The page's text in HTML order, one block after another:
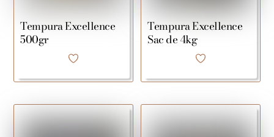
Tempura Excellence
500gr
Tempura Excellence
Sac de 4kg